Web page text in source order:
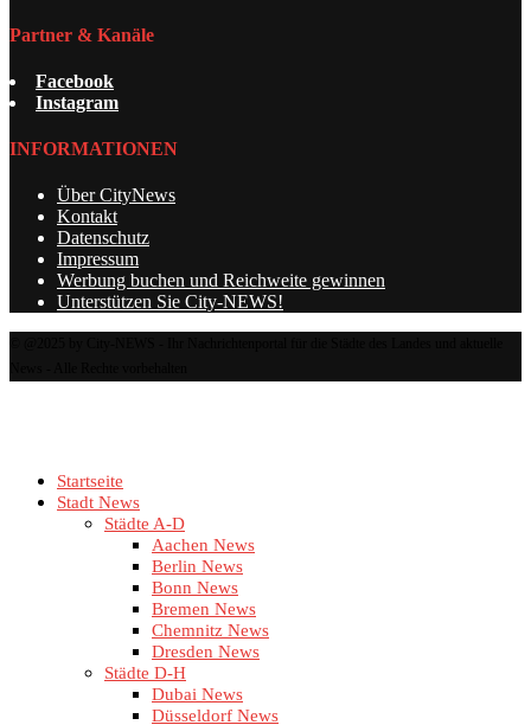
Partner & Kanäle
Facebook
Instagram
INFORMATIONEN
Über CityNews
Kontakt
Datenschutz
Impressum
Werbung buchen und Reichweite gewinnen
Unterstützen Sie City-NEWS!
Startseite
Stadt News
Städte A-D
Aachen News
Berlin News
Bonn News
Bremen News
Chemnitz News
Dresden News
Städte D-H
Dubai News
Düsseldorf News